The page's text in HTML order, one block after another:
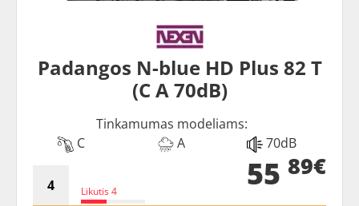
Padangos N-blue HD Plus 82 T
(C A 70dB)
Tinkamumas modeliams:
C
A 70dB
Likutis 4 55 89€